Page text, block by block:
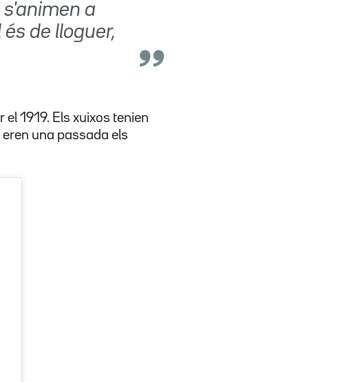
a
de lloguer,
el 1919. Els xuixos tenien
una passada els